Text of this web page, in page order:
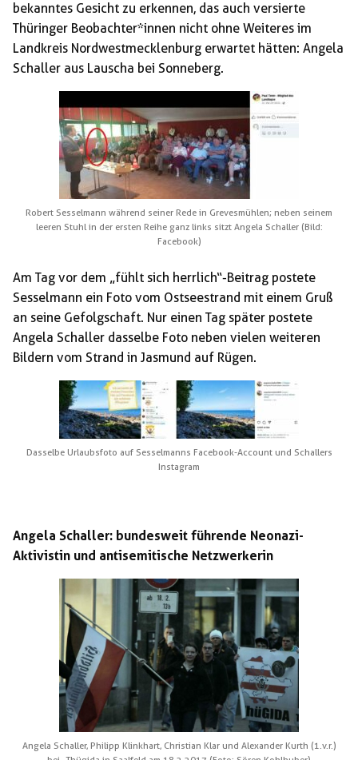
bekanntes Gesicht zu erkennen, das auch versierte
Thüringer Beobachter*innen nicht ohne Weiteres im
Landkreis Nordwestmecklenburg erwartet hätten: Angela
Schaller aus Lauscha bei Sonneberg.
Robert Sesselmann während seiner Rede in Grevesmühlen; neben seinem
leeren Stuhl in der ersten Reihe ganz links sitzt Angela Schaller (Bild:
Facebook)
Am Tag vor dem „fühlt sich herrlich“-Beitrag postete
Sesselmann ein Foto vom Ostseestrand mit einem Gruß
an seine Gefolgschaft. Nur einen Tag später postete
Angela Schaller dasselbe Foto neben vielen weiteren
Bildern vom Strand in Jasmund auf Rügen.
Dasselbe Urlaubsfoto auf Sesselmanns Facebook-Account und Schallers
Instagram
Angela Schaller: bundesweit führende Neonazi-
Aktivistin und antisemitische Netzwerkerin
Angela Schaller, Philipp Klinkhart, Christian Klar und Alexander Kurth (1.v.r.)